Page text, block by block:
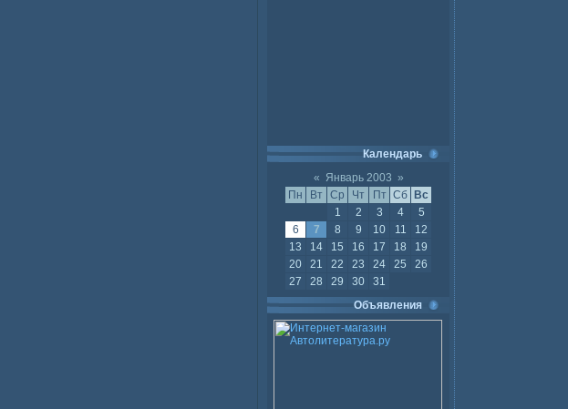
Календарь
« Январь 2003 »
Пн
Вт Ср Чт Пт Сб
Вс
1
2 3 4
5
6
7 8 9 10 11
12
13
14 15 16 17 18
19
20
21 22 23 24 25
26
27
28 29 30
31
Объявления